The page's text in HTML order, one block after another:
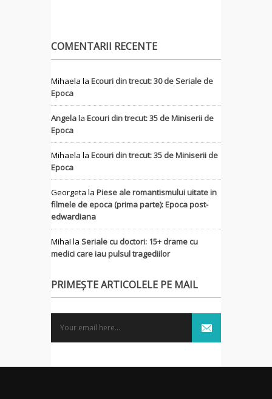
COMENTARII RECENTE
Mihaela la Ecouri din trecut: 30 de Seriale de
Epoca
Angelala Ecouri din trecut: 35 de Miniserii de
Epoca
Mihaela la Ecouri din trecut: 35 de Miniserii de
Epoca
Georgeta la Piese ale romantismului uitate in
filmele de epoca (prima parte): Epoca post-
edwardiana
MihaI la Seriale cu doctori: 15+ drame cu
medici care iau pulsul tragediilor
PRIMEȘTE ARTICOLELE PE MAIL